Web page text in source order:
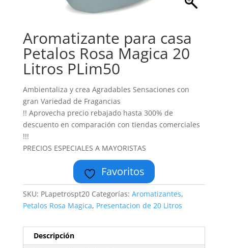
Aromatizante para casa
Petalos Rosa Magica 20
Litros PLim50
Ambientaliza y crea Agradables Sensaciones con
gran Variedad de Fragancias
!! Aprovecha precio rebajado hasta 300% de
descuento en comparación con tiendas comerciales
!!!
PRECIOS ESPECIALES A MAYORISTAS
Favoritos
SKU: PLapetrospt20 Categorías: Aromatizantes,
Petalos Rosa Magica, Presentacion de 20 Litros
Descripción